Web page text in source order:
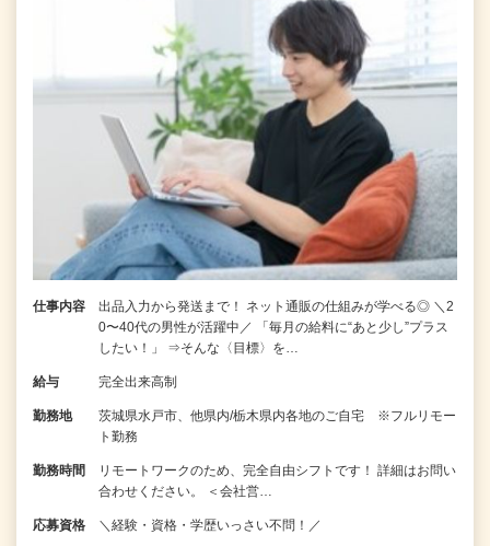
仕事内容
出品入力から発送まで！ ネット通販の仕組みが学べる◎ ＼2
0〜40代の男性が活躍中／ 「毎月の給料に“あと少し”プラス
したい！」 ⇒そんな〈目標〉を…
給与 完全出来高制
勤務地
茨城県水戸市、他県内/栃木県内各地のご自宅 ※フルリモー
ト勤務
勤務時間
リモートワークのため、完全自由シフトです！ 詳細はお問い
合わせください。 ＜会社営…
応募資格 ＼経験・資格・学歴いっさい不問！／